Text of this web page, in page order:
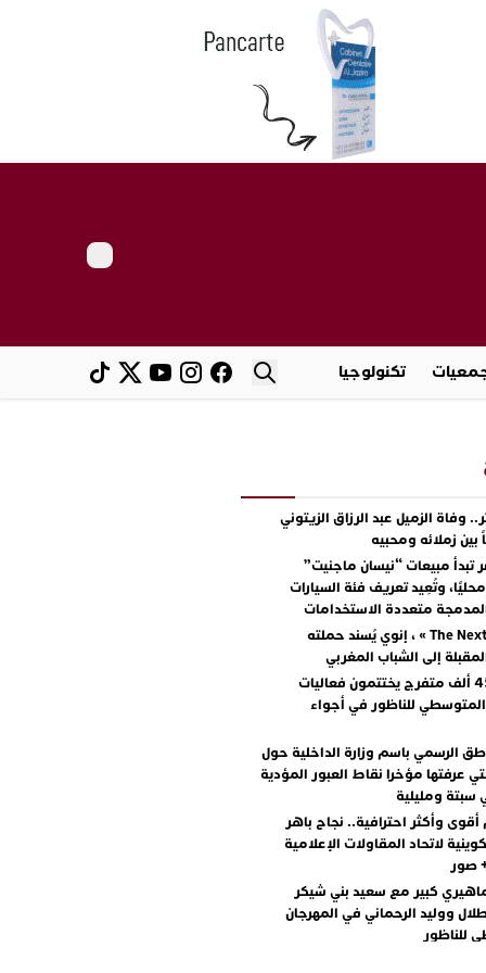
تكنولوجيا
وفاة الزميل عبد الرزاق الزيتوني
بين زملائه ومحبيه
تبدأ مبيعات “نيسان ماجنيت”
وتُعِيد تعريف فئة السيارات
متعددة الاستخدامات
مع « The Next Ad » ، إنوي يُسند حملته
إلى الشباب المغربي
أكثر من 45 ألف متفرج يختتمون فعاليات
المتوسطي للناظور في أجواء
الرسمي باسم وزارة الداخلية حول
عرفتها مؤخرا نقاط العبور المؤدية
سبتة ومليلية
أقوى وأكثر احترافية.. نجاح باهر
لاتحاد المقاولات الإعلامية
+ صور
كبير مع سعيد بني شيكر
ووليد الرحماني في المهرجان
للناظور